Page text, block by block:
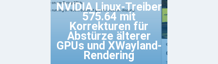
NVIDIA Linux-Treiber
575.64 mit
Korrekturen für
Abstürze älterer
GPUs und XWayland-
Rendering